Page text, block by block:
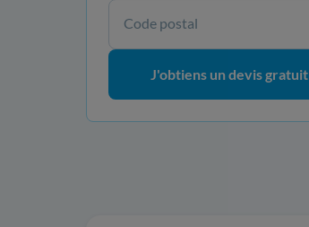
Code postal
J'obtiens un devis gratuit